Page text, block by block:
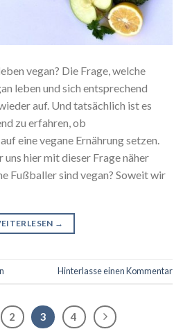
vegan? Die Frage, welche
leben und sich entsprechend
auf. Und tatsächlich ist es
zu erfahren, ob
eine vegane Ernährung setzen.
hier mit dieser Frage näher
Fußballer sind vegan? Soweit wir
→
Hinterlasse einen Kommentar
2 3 4